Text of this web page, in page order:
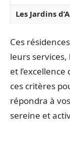
Les Jardins
Ces
leurs
et
ces critères
répondra à
sereine et